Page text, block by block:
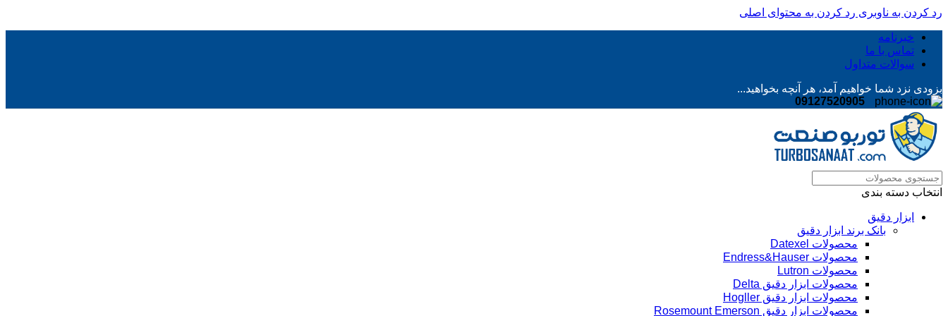
رد کردن به ناوبری رد کردن به محتوای اصلی
خبرنامه
تماس با ما
سوالات متداول
بزودی نزد شما خواهیم آمد، هر آنچه بخواهید...
09127520905
انتخاب دسته بندی
ابزار دقیق
بانک برند ابزار دقیق
محصولات Datexel
محصولات Endress&Hauser
محصولات Lutron
محصولات ابزار دقیق Delta
محصولات ابزار دقیق Hogller
محصولات ابزار دقیق Rosemount Emerson